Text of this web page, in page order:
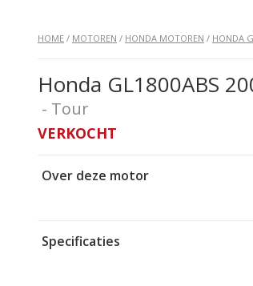
HOME / MOTOREN / HONDA MOTOREN / HONDA
Honda GL1800ABS
- Tour
VERKOCHT
Over deze motor
Specificaties